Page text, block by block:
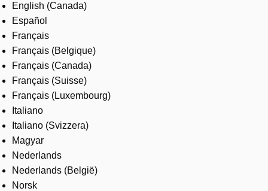
English (Canada)
Español
Français
Français (Belgique)
Français (Canada)
Français (Suisse)
Français (Luxembourg)
Italiano
Italiano (Svizzera)
Magyar
Nederlands
Nederlands (België)
Norsk